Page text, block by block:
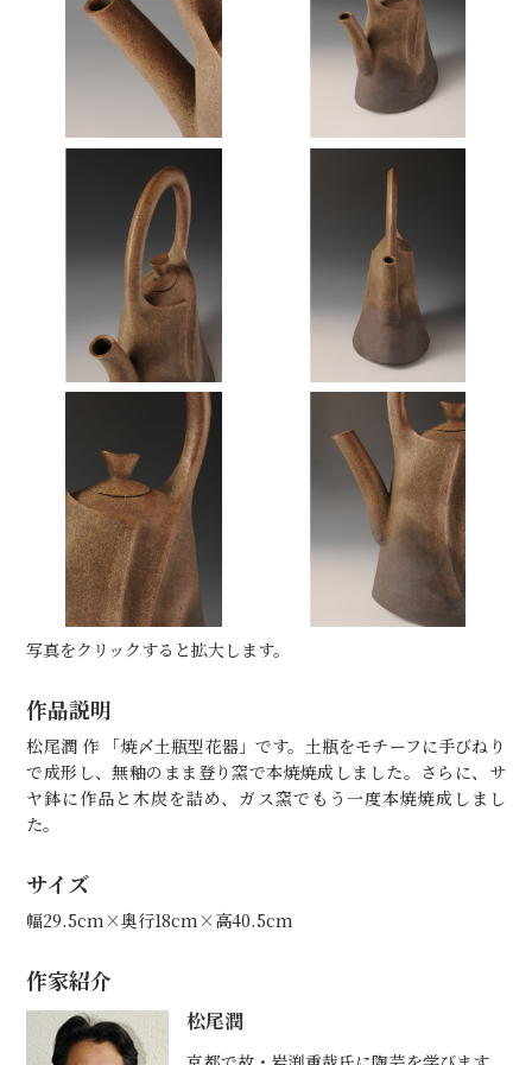
写真をクリックすると拡大します。
作品説明
松尾潤 作 「焼〆土瓶型花器」です。土瓶をモチーフに手びねり
で成形し、無釉のまま登り窯で本焼焼成しました。さらに、サ
ヤ鉢に作品と木炭を詰め、ガス窯でもう一度本焼焼成しまし
た。
サイズ
幅29.5cm×奥行18cm×高40.5cm
作家紹介
松尾潤